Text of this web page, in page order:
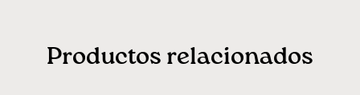
Productos relacionados